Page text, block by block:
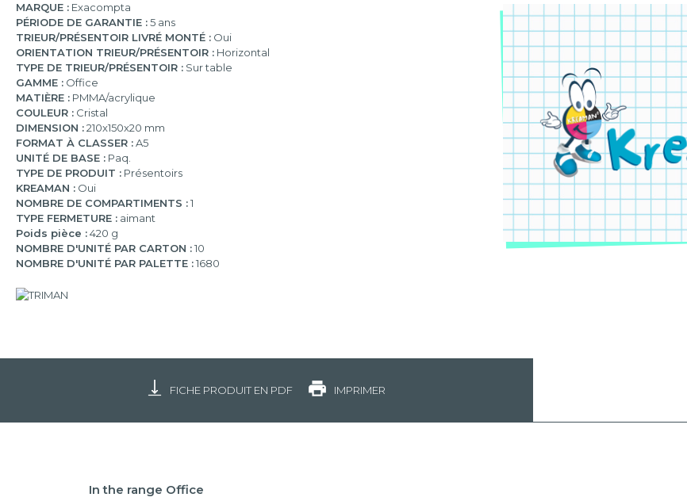
MARQUE : Exacompta
PÉRIODE DE GARANTIE :5 ans
TRIEUR/PRÉSENTOIR LIVRÉ MONTÉ : Oui
ORIENTATION TRIEUR/PRÉSENTOIR : Horizontal
TYPE DE TRIEUR/PRÉSENTOIR : Sur table
GAMME : Office
MATIÈRE : PMMA/acrylique
COULEUR : Cristal
DIMENSION :210x150x20 mm
FORMAT À CLASSER :A5
UNITÉ DE BASE : Paq.
TYPE DE PRODUIT : Présentoirs
KREAMAN : Oui
NOMBRE DE COMPARTIMENTS :1
TYPE FERMETURE : aimant
Poids pièce :420 g
NOMBRE D'UNITÉ PAR CARTON :10
NOMBRE D'UNITÉ PAR PALETTE :1680
FICHE PRODUIT EN PDF IMPRIMER
In the range Office